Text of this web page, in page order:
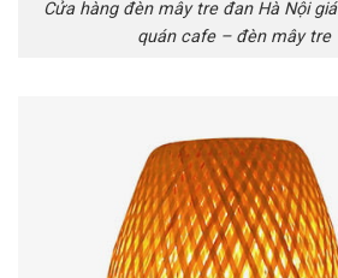
Cửa hàng đèn mây tre đan Hà Nội
quán cafe – đèn mây tre